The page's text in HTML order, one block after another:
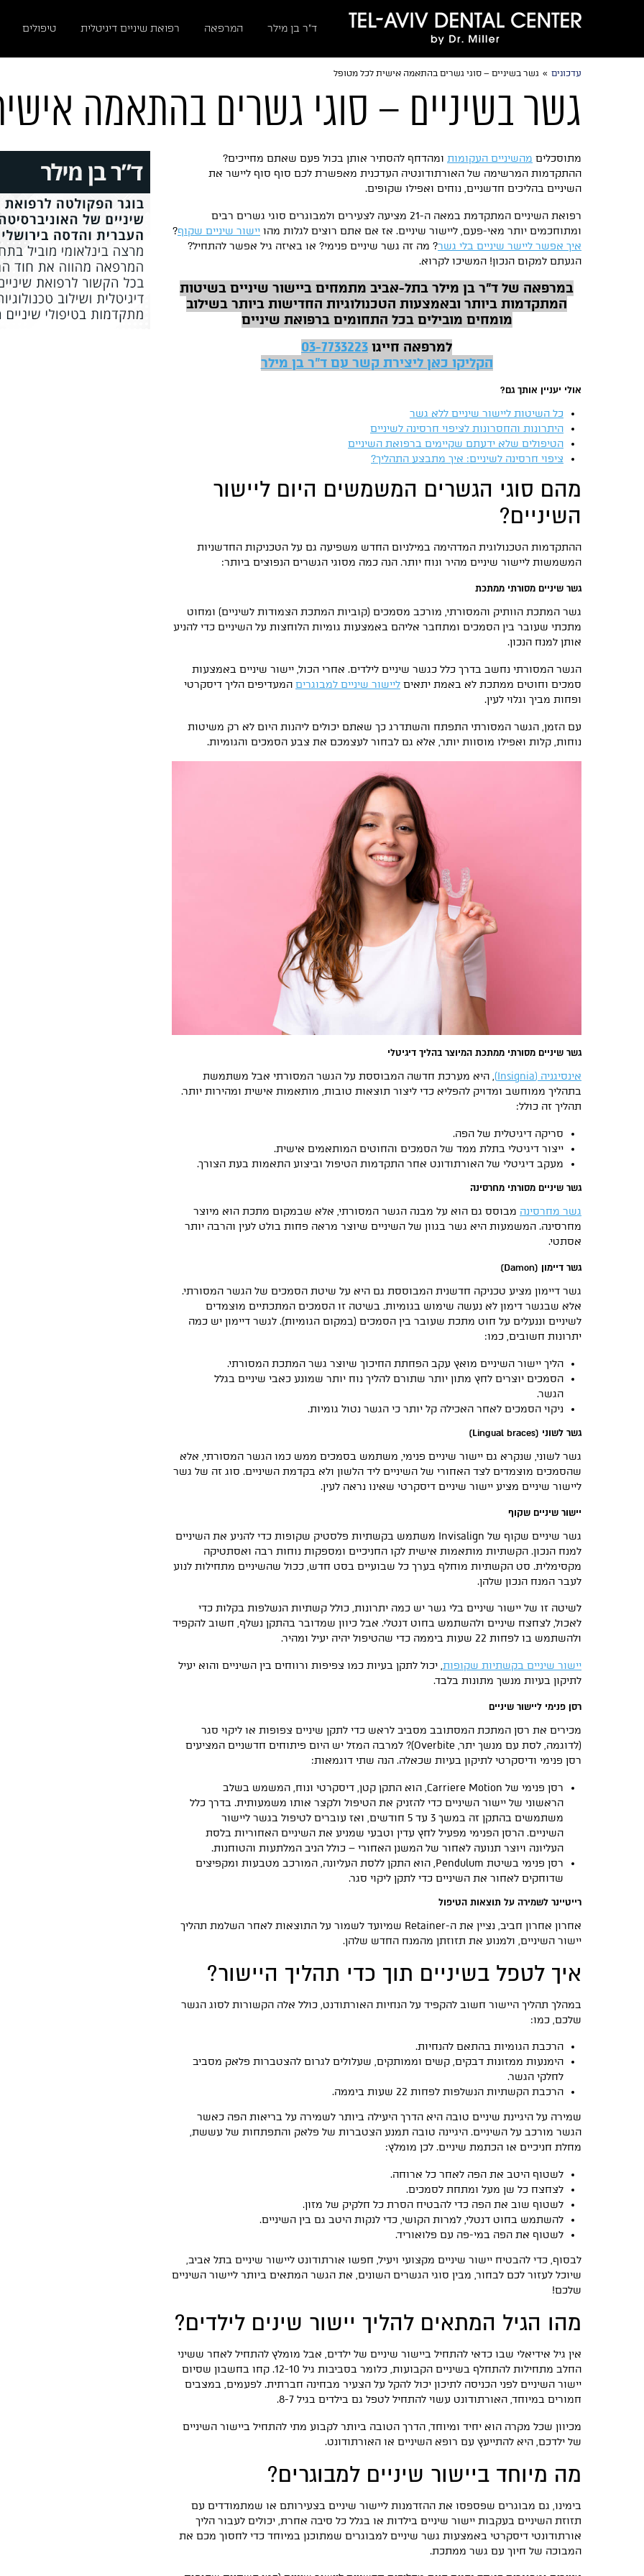
ד״ר בן מילר המרפאה רפואת שיניים דיגיטלית טיפולים
עדכונים » גשר בשיניים – סוגי גשרים בהתאמה אישית לכל מטופל
גשר בשיניים – סוגי גשרים בהתאמה
מתוסכלים מהשיניים העקומות ומהדחף להסתיר אותן בכול פעם שאתם מחייכים?
ההתקדמות המרשימה של האורתודונטיה העדכנית מאפשרת לכם סוף סוף ליישר את
השיניים בהליכים חדשניים, נוחים ואפילו שקופים.
רפואת השיניים המתקדמת במאה ה-21 מציעה לצעירים ולמבוגרים סוגי גשרים רבים
ומתוחכמים יותר מאי-פעם, ליישור שיניים. אז אם אתם רוצים לגלות מהו יישור שיניים שקוף?
איך אפשר ליישר שיניים בלי גשר? מה זה גשר שיניים פנימי? או באיזה גיל אפשר להתחיל?
הגעתם למקום הנכון! המשיכו לקרוא.
במרפאה של ד"ר בן מילר בתל-אביב מתמחים ביישור שיניים בשיטות
המתקדמות ביותר ובאמצעות הטכנולוגיות החדישות ביותר בשילוב
מומחים מובילים בכל התחומים ברפואת שיניים
למרפאה חייגו 03-7733223
הקליקו כאן ליצירת קשר עם ד"ר בן מילר
אולי יעניין אותך גם?
כל השיטות ליישור שיניים ללא גשר
היתרונות והחסרונות לציפוי חרסינה לשיניים
הטיפולים שלא ידעתם שקיימים ברפואת השיניים
ציפוי חרסינה לשיניים: איך מתבצע התהליך?
מהם סוגי הגשרים המשמשים היום ליישור
השיניים?
ההתקדמות הטכנולוגית המדהימה במילניום החדש משפיעה גם על הטכניקות החדשניות
המשמשות ליישור שיניים מהיר ונוח יותר. הנה כמה מסוגי הגשרים הנפוצים ביותר:
גשר שיניים מסורתי ממתכת
גשר המתכת הוותיק והמסורתי, מורכב מסמכים (קוביות המתכת הצמודות לשיניים) ומחוט
מתכתי שעובר בין הסמכים ומתחבר אליהם באמצעות גומיות הלוחצות על השיניים כדי להניע
אותן למנח הנכון.
הגשר המסורתי נחשב בדרך כלל כגשר שיניים לילדים. אחרי הכול, יישור שיניים באמצעות
סמכים וחוטים ממתכת לא באמת יתאים ליישור שיניים למבוגרים המעדיפים הליך דיסקרטי
ופחות מביך וגלוי לעין.
עם הזמן, הגשר המסורתי התפתח והשתדרג כך שאתם יכולים ליהנות היום לא רק משיטות
נוחות, קלות ואפילו מוסוות יותר, אלא גם לבחור לעצמכם את צבע הסמכים והגומיות.
גשר שיניים מסורתי ממתכת המיוצר בהליך דיגיטלי
אינסיגניה (Insignia)
, היא מערכת חדשה המבוססת על הגשר המסורתי אבל משתמשת
בתהליך ממוחשב ומדויק להפליא כדי ליצור תוצאות טובות, מותאמות אישית ומהירות יותר.
תהליך זה כולל:
סריקה דיגיטלית של הפה.
ייצור דיגיטלי בתלת ממד של הסמכים והחוטים המותאמים אישית.
מעקב דיגיטלי של האורתודונט אחר התקדמות הטיפול וביצוע התאמות בעת הצורך.
גשר שיניים מסורתי מחרסינה
גשר מחרסינה מבוסס גם הוא על מבנה הגשר המסורתי, אלא שבמקום מתכת הוא מיוצר
מחרסינה. המשמעות היא גשר בגוון של השיניים שיוצר מראה פחות בולט לעין והרבה יותר
אסתטי.
גשר דיימון (Damon)
גשר דיימון מציע טכניקה חדשנית המבוססת גם היא על שיטת הסמכים של הגשר המסורתי.
אלא שבגשר דימון לא נעשה שימוש בגומיות. בשיטה זו הסמכים המתכתיים מוצמדים
לשיניים וננעלים על חוט מתכת שעובר בין הסמכים (במקום הגומיות). לגשר דיימון יש כמה
יתרונות חשובים, כמו:
הליך יישור השיניים מואץ עקב הפחתת החיכוך שיוצר גשר המתכת המסורתי.
הסמכים יוצרים לחץ מתון יותר שתורם להליך נוח יותר שמונע כאבי שיניים בגלל
הגשר.
ניקוי הסמכים לאחר האכילה קל יותר כי הגשר נטול גומיות.
גשר לשוני (Lingual braces)
גשר לשוני, שנקרא גם יישור שיניים פנימי, משתמש בסמכים ממש כמו הגשר המסורתי, אלא
שהסמכים מוצמדים לצד האחורי של השיניים ליד הלשון ולא בקדמת השיניים. סוג זה של גשר
ליישור שיניים מציע יישור שיניים דיסקרטי שאינו נראה לעין.
יישור שיניים שקוף
גשר שיניים שקוף של Invisalign משתמש בקשתיות פלסטיק שקופות כדי להניע את השיניים
למנח הנכון. הקשתיות מותאמות אישית לקו החניכיים ומספקות נוחות רבה ואסתטיקה
מקסימלית. סט הקשתיות מוחלף בערך כל שבועיים בסט חדש, ככול שהשיניים מתחילות לנוע
לעבר המנח הנכון שלהן.
לשיטה זו של יישור שיניים בלי גשר יש כמה יתרונות, כולל קשתיות הנשלפות בקלות כדי
לאכול, לצחצח שיניים ולהשתמש בחוט דנטלי. אבל כיוון שמדובר בהתקן נשלף, חשוב להקפיד
ולהשתמש בו לפחות 22 שעות ביממה כדי שהטיפול יהיה יעיל ומהיר.
יישור שיניים בקשתיות שקופות, יכול לתקן בעיות כמו צפיפות ורווחים בין השיניים והוא יעיל
לתיקון בעיות מנשך מתונות בלבד.
רסן פנימי ליישור שיניים
מכירים את רסן המתכת המסתובב מסביב לראש כדי לתקן שיניים צפופות או ליקוי סגר
(לדוגמה, לסת עם מנשך יתר, Overbite)? למרבה המזל יש היום פיתוחים חדשניים המציעים
רסן פנימי ודיסקרטי לתיקון בעיות שכאלה. הנה שתי דוגמאות:
רסן פנימי של Carriere Motion, הוא התקן קטן, דיסקרטי ונוח, המשמש בשלב
הראשוני של יישור השיניים כדי להזניק את הטיפול ולקצר אותו משמעותית. בדרך כלל
משתמשים בהתקן זה במשך 3 עד 5 חודשים, ואז עוברים לטיפול בגשר ליישור
השיניים. הרסן הפנימי מפעיל לחץ עדין וטבעי שמניע את השיניים האחוריות בלסת
העליונה ויוצר תנועה לאחור של המשנן האחורי – כולל הניב המלתעות והטוחנות.
רסן פנימי בשיטת Pendulum, הוא התקן ללסת העליונה, המורכב מטבעות ומקפיצים
שדוחקים לאחור את השיניים כדי לתקן ליקוי סגר.
רייטיינר לשמירה על תוצאות הטיפול
אחרון אחרון חביב, נציין את ה-Retainer שמיועד לשמור על התוצאות לאחר השלמת תהליך
יישור השיניים, ולמנוע את תזוזתן מהמנח החדש שלהן.
איך לטפל בשיניים תוך כדי תהליך היישור?
במהלך תהליך היישור חשוב להקפיד על הנחיות האורתודנט, כולל אלה הקשורות לסוג הגשר
שלכם, כמו:
הרכבת הגומיות בהתאם להנחיות.
הימנעות ממזונות דבקים, קשים וממותקים, שעלולים לגרום להצטברות פלאק מסביב
לחלקי הגשר.
הרכבת הקשתיות הנשלפות לפחות 22 שעות ביממה.
שמירה על היגיינת שיניים טובה היא הדרך היעילה ביותר לשמירה על בריאות הפה כאשר
הגשר מורכב על השיניים. היגיינה טובה תמנע הצטברות של פלאק והתפתחות של עששת,
מחלת חניכיים או הכתמת שיניים. לכן מומלץ:
לשטוף היטב את הפה לאחר כל ארוחה.
לצחצח כל שן מעל ומתחת לסמכים.
לשטוף שוב את הפה כדי להבטיח הסרת כל חלקיק של מזון.
להשתמש בחוט דנטלי, למרות הקושי, כדי לנקות היטב גם בין השיניים.
לשטוף את הפה במי-פה עם פלואוריד.
לבסוף, כדי להבטיח יישור שיניים מקצועי ויעיל, חפשו אורתודונט ליישור שיניים בתל אביב,
שיוכל לעזור לכם לבחור, מבין סוגי הגשרים השונים, את הגשר המתאים ביותר ליישור השיניים
שלכם!
מהו הגיל המתאים להליך יישור שינים לילדים?
אין גיל אידיאלי שבו כדאי להתחיל ביישור שיניים של ילדים, אבל מומלץ להתחיל לאחר ששיני
החלב מתחילות להתחלף בשיניים הקבועות, כלומר בסביבות גיל 12-10. קחו בחשבון שסיום
יישור השיניים לפני הכניסה לתיכון יכול להקל על הצעיר מבחינה חברתית. לפעמים, במצבים
חמורים במיוחד, האורתודונט עשוי להתחיל לטפל גם בילדים בגיל 8-7.
מכיוון שכל מקרה הוא יחיד ומיוחד, הדרך הטובה ביותר לקבוע מתי להתחיל ביישור השיניים
של ילדכם, היא להתייעץ עם רופא השיניים או האורתודונט.
מה מיוחד ביישור שיניים למבוגרים?
בימינו, גם מבוגרים שפספסו את ההזדמנות ליישור שיניים בצעירותם או שמתמודדים עם
תזוזת השיניים בעקבות יישור שיניים בילדות או בגלל כל סיבה אחרת, יכולים לעבור הליך
אורתודונטי דיסקרטי באמצעות גשר שיניים למבוגרים שמתוכנן במיוחד כדי לחסוך מכם את
המבוכה של חיוך עם גשר ממתכת.